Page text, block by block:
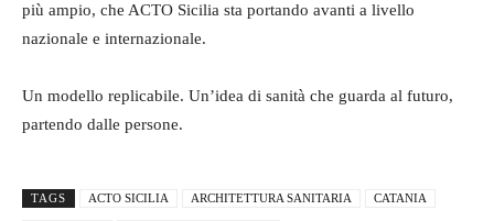
più ampio, che ACTO Sicilia sta portando avanti a livello
nazionale e internazionale.
Un modello replicabile. Un’idea di sanità che guarda al futuro,
partendo dalle persone.
TAGS ACTO SICILIA ARCHITETTURA SANITARIA CATANIA